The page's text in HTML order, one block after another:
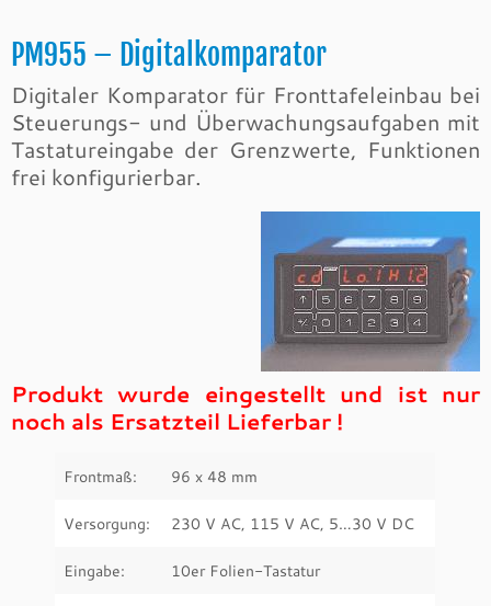
PM955 – Digitalkomparator
Digitaler Komparator für Fronttafeleinbau bei
Steuerungs- und Überwachungsaufgaben mit
Tastatureingabe der Grenzwerte, Funktionen
frei konfigurierbar.
Produkt wurde eingestellt und ist nur
noch als Ersatzteil Lieferbar !
Frontmaß: 96 x 48 mm
Versorgung: 230 V AC, 115 V AC, 5…30 V DC
Eingabe: 10er Folien-Tastatur